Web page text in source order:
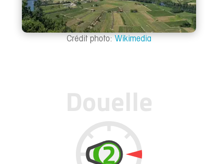
Crédit photo: Wikimedia